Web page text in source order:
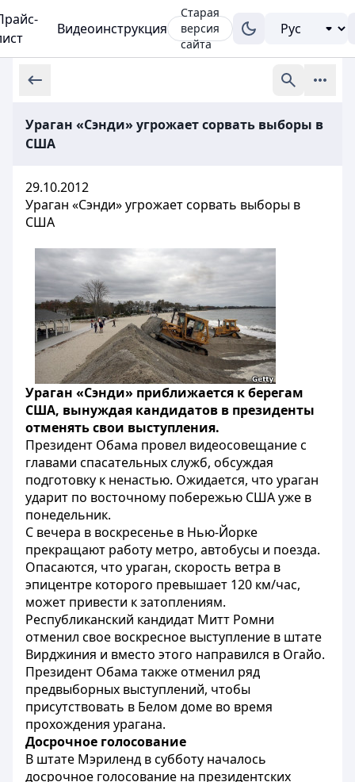
Видеоинструкция
Старая
версия
сайта
Ураган «Сэнди» угрожает сорвать выборы в
США
29.10.2012
Ураган «Сэнди» угрожает сорвать выборы в
США
Ураган «Сэнди» приближается к берегам
США, вынуждая кандидатов в президенты
отменять свои выступления.
Президент Обама провел видеосовещание с
главами спасательных служб, обсуждая
подготовку к ненастью. Ожидается, что ураган
ударит по восточному побережью США уже в
понедельник.
С вечера в воскресенье в Нью-Йорке
прекращают работу метро, автобусы и поезда.
Опасаются, что ураган, скорость ветра в
эпицентре которого превышает 120 км/час,
может привести к затоплениям.
Республиканский кандидат Митт Ромни
отменил свое воскресное выступление в штате
Вирджиния и вместо этого направился в Огайо.
Президент Обама также отменил ряд
предвыборных выступлений, чтобы
присутствовать в Белом доме во время
прохождения урагана.
Досрочное голосование
В штате Мэриленд в субботу началось
досрочное голосование на президентских